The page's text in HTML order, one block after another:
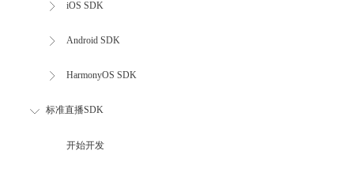
iOS SDK
Android SDK
HarmonyOS SDK
标准直播SDK
开始开发